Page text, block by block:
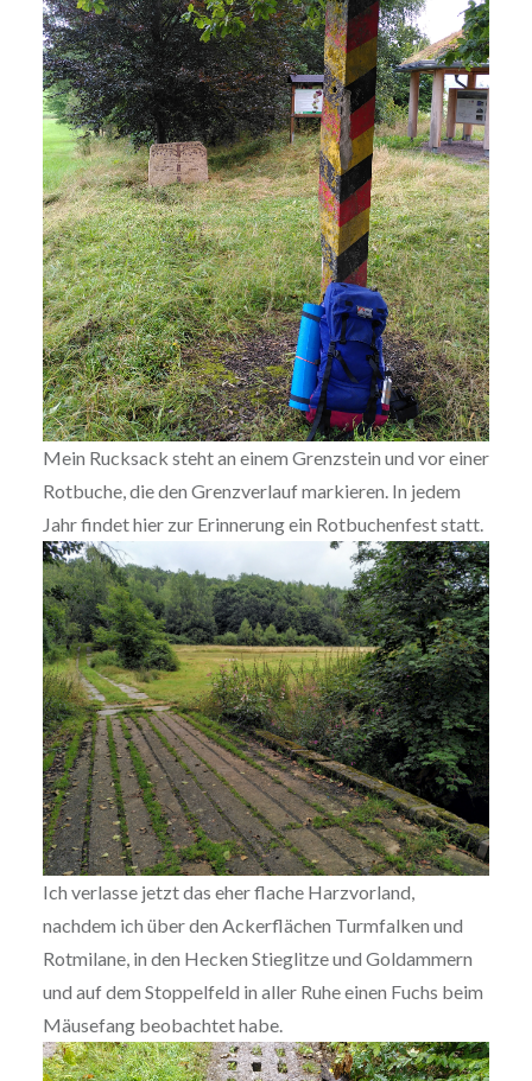
Mein Rucksack steht an einem Grenzstein und vor einer
Rotbuche, die den Grenzverlauf markieren. In jedem
Jahr findet hier zur Erinnerung ein Rotbuchenfest statt.
Ich verlasse jetzt das eher flache Harzvorland,
nachdem ich über den Ackerflächen Turmfalken und
Rotmilane, in den Hecken Stieglitze und Goldammern
und auf dem Stoppelfeld in aller Ruhe einen Fuchs beim
Mäusefang beobachtet habe.